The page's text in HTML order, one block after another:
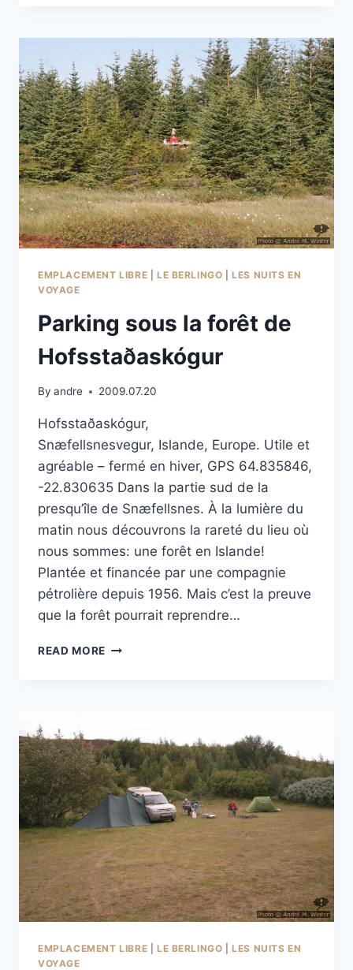
EMPLACEMENT LIBRE LE BERLINGO |LES NUITS EN
VOYAGE
Parking sous la forêt de
Hofsstaðaskógur
By andre 2009.07.20
Hofsstaðaskógur,
Snæfellsnesvegur, Islande, Europe. Utile et
agréable – fermé en hiver, GPS 64.835846,
-22.830635 Dans la partie sud de la
presqu’île de Snæfellsnes. À la lumière du
matin nous découvrons la rareté du lieu où
nous sommes: une forêt en Islande!
Plantée et financée par une compagnie
pétrolière depuis 1956. Mais c’est la preuve
que la forêt pourrait reprendre…
READ MORE PARKING
EMPLACEMENT LIBRE LE BERLINGO |LES NUITS EN
VOYAGE